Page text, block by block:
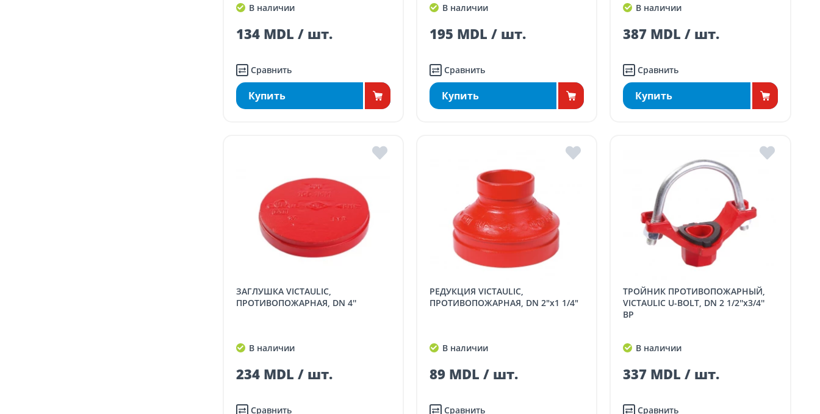
В наличии
134 MDL / шт.
Сравнить
Купить
В наличии
195 MDL / шт.
Сравнить
Купить
В наличии
387 MDL / шт.
Сравнить
Купить
ЗАГЛУШКА VICTAULIC,
ПРОТИВОПОЖАРНАЯ, DN 4''
В наличии
234 MDL / шт.
Сравнить
РЕДУКЦИЯ VICTAULIC,
ПРОТИВОПОЖАРНАЯ, DN 2"x1 1/4"
В наличии
89 MDL / шт.
Сравнить
ТРОЙНИК ПРОТИВОПОЖАРНЫЙ,
VICTAULIC U-BOLT, DN 2 1/2''x3/4''
ВР
В наличии
337 MDL / шт.
Сравнить